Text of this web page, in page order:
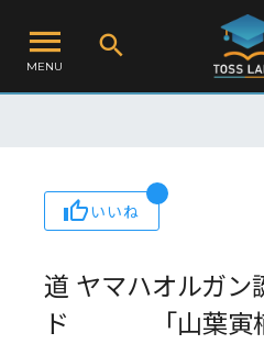
MENU
いいね
道 ヤマハオルガン
ド 「山葉寅楠